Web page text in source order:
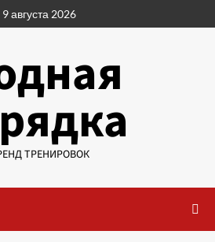
9 августа 2026
ТРЕНИРОВОК